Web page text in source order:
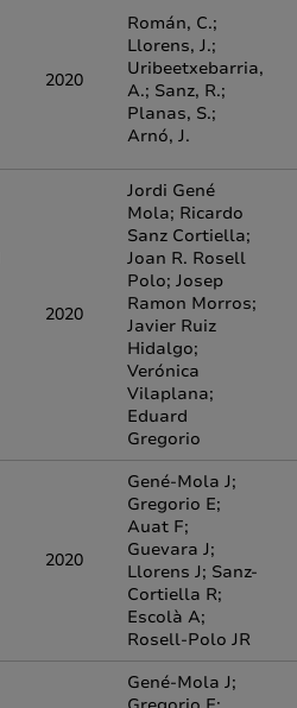
2020
Román, C.;
Llorens, J.;
Uribeetxebarria,
A.; Sanz, R.;
Planas, S.;
Arnó, J.
2020
Jordi Gené
Mola; Ricardo
Sanz Cortiella;
Joan R. Rosell
Polo; Josep
Ramon Morros;
Javier Ruiz
Hidalgo;
Verónica
Vilaplana;
Eduard
Gregorio
2020
Gené-Mola J;
Gregorio E;
Auat F;
Guevara J;
Llorens J; Sanz-
Cortiella R;
Escolà A;
Rosell-Polo JR
Gené-Mola J;